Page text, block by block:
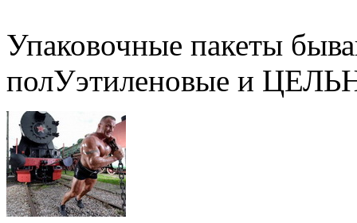
Упаковочные пакеты
полУэтиленовые и